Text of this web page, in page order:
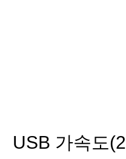
USB 가속도